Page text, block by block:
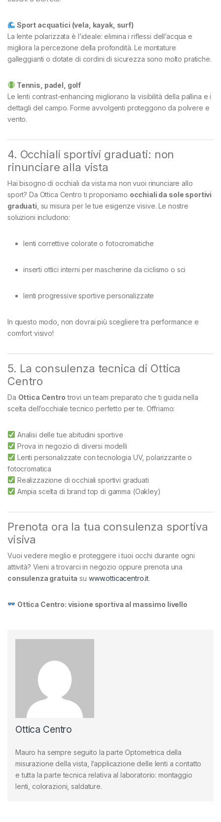
Sport acquatici (vela, kayak, surf)
La lente polarizzata è l’ideale: elimina i riflessi dell’acqua e
migliora la percezione della profondità. Le montature
galleggianti o dotate di cordini di sicurezza sono molto pratiche.
Tennis, padel, golf
Le lenti contrast-enhancing migliorano la visibilità della pallina e i
dettagli del campo. Forme avvolgenti proteggono da polvere e
vento.
4. Occhiali sportivi graduati: non
rinunciare alla vista
Hai bisogno di occhiali da vista ma non vuoi rinunciare allo
sport? Da Ottica Centro ti proponiamo occhiali da sole sportivi
graduati , su misura per le tue esigenze visive. Le nostre
soluzioni includono:
lenti correttive colorate o fotocromatiche
inserti ottici interni per mascherine da ciclismo o sci
lenti progressive sportive personalizzate
In questo modo, non dovrai più scegliere tra performance e
comfort visivo!
5. La consulenza tecnica di Ottica
Centro
Da Ottica Centro trovi un team preparato che ti guida nella
scelta dell’occhiale tecnico perfetto per te. Offriamo:
Analisi delle tue abitudini sportive
Prova in negozio di diversi modelli
Lenti personalizzate con tecnologia UV, polarizzante o
fotocromatica
Realizzazione di occhiali sportivi graduati
Ampia scelta di brand top di gamma (Oakley)
Prenota ora la tua consulenza sportiva
visiva
Vuoi vedere meglio e proteggere i tuoi occhi durante ogni
attività? Vieni a trovarci in negozio oppure prenota una
consulenza gratuita su www.otticacentro.it.
Ottica Centro: visione sportiva al massimo livello
Ottica Centro
Mauro ha sempre seguito la parte Optometrica della
misurazione della vista, l’applicazione delle lenti a contatto
e tutta la parte tecnica relativa al laboratorio: montaggio
lenti, colorazioni, saldature.